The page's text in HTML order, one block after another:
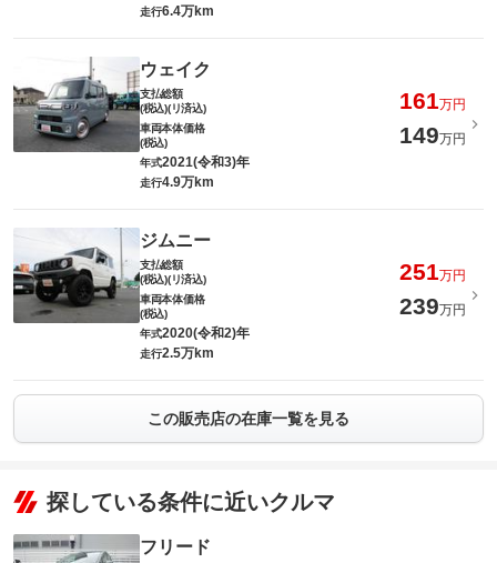
走行6.4万km
ウェイク
支払総額
(税込)(リ済込)
161万円
車両本体価格
(税込)
149万円
年式2021(令和3)年
走行4.9万km
ジムニー
支払総額
(税込)(リ済込)
251万円
車両本体価格
(税込)
239万円
年式2020(令和2)年
走行2.5万km
この販売店の在庫一覧を見る
探している条件に近いクルマ
フリード